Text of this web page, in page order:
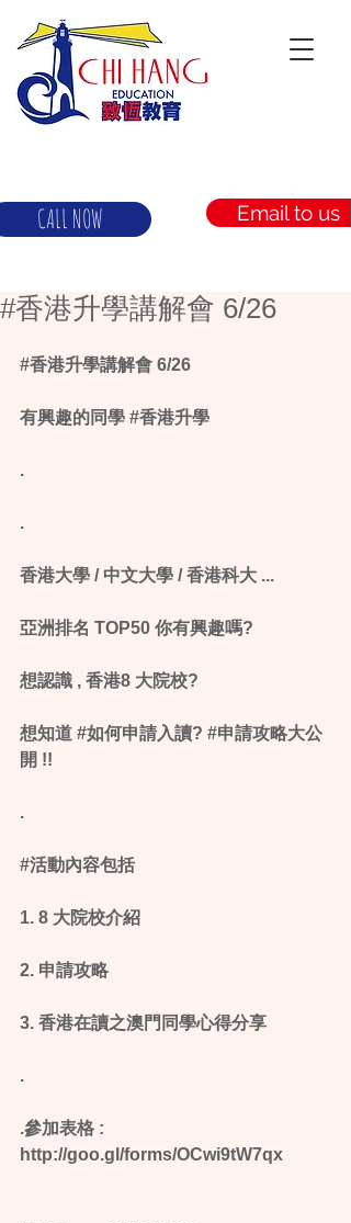
CALL NOW Email to us
#‎香港升學講解會‬ 6/26
#‎香港升學講解會‬ 6/26
有興趣的同學 ‪#‎香港升學‬
.
.
香港大學 / 中文大學 / 香港科大 ...
亞洲排名 TOP50 你有興趣嗎?
想認識 , 香港8 大院校?
想知道 ‪#‎如何申請入讀‬? ‪#‎申請攻略大公
開‬ !!
.
‪#‎活動內容包括‬
1. 8 大院校介紹
2. 申請攻略
3. 香港在讀之澳門同學心得分享
.
.參加表格 :
http://goo.gl/forms/OCwi9tW7qx